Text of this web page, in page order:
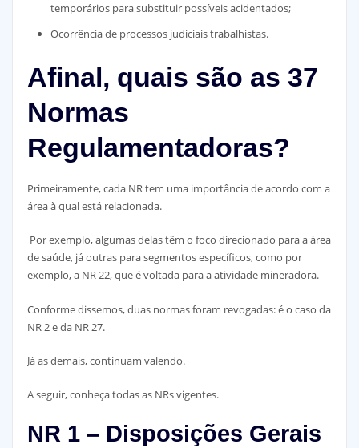
temporários para substituir possíveis acidentados;
Ocorrência de processos judiciais trabalhistas.
Afinal, quais são as 37
Normas
Regulamentadoras?
Primeiramente, cada NR tem uma importância de acordo com a
área à qual está relacionada.
Por exemplo, algumas delas têm o foco direcionado para a área
de saúde, já outras para segmentos específicos, como por
exemplo, a NR 22, que é voltada para a atividade mineradora.
Conforme dissemos, duas normas foram revogadas: é o caso da
NR 2 e da NR 27.
Já as demais, continuam valendo.
A seguir, conheça todas as NRs vigentes.
NR 1 – Disposições Gerais